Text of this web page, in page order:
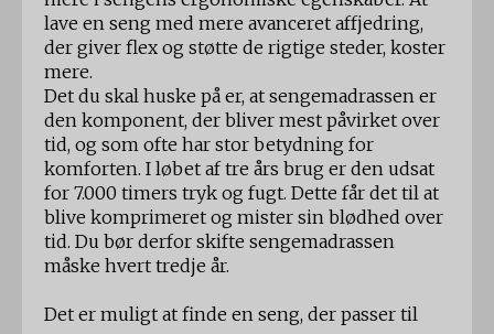
lave en seng med mere avanceret affjedring,
der giver flex og støtte de rigtige steder, koster
mere.
Det du skal huske på er, at sengemadrassen er
den komponent, der bliver mest påvirket over
tid, og som ofte har stor betydning for
komforten. I løbet af tre års brug er den udsat
for 7.000 timers tryk og fugt. Dette får det til at
blive komprimeret og mister sin blødhed over
tid. Du bør derfor skifte sengemadrassen
måske hvert tredje år.
Det er muligt at finde en seng, der passer til